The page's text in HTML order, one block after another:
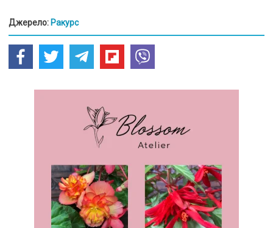
Джерело: Ракурс